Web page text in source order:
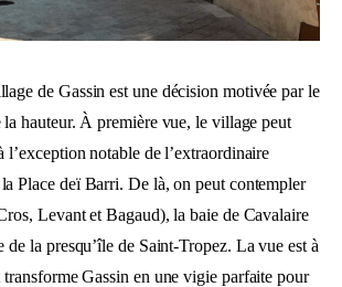
de Gassin est une décision motivée par le
la hauteur. À première vue, le village peut
l’exception notable de l’extraordinaire
Place deï Barri. De là, on peut contempler
Levant et Bagaud), la baie de Cavalaire
de la presqu’île de Saint-Tropez. La vue est à
Gassin en une vigie parfaite pour